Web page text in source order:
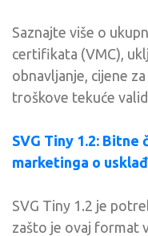
Saznajte više o
certifikata (VMC),
obnavljanje, cijene
troškove tekuće
SVG Tiny 1.2:
marketinga o
SVG Tiny 1.2 je
zašto je ovaj format